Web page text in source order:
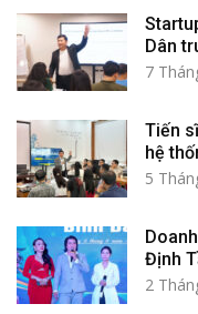
Dân
7
Tiến
hệ
5
Định
2